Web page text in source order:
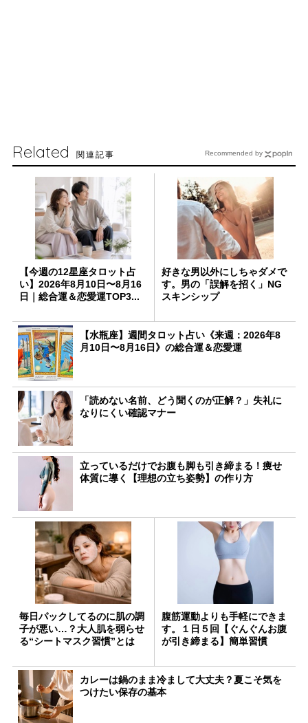
Related 関連記事
【今週の12星座タロット占
い】2026年8月10日〜8月16
日｜総合運＆恋愛運TOP3...
好きな男以外にしちゃダメで
す。男の「誤解を招く」NG
スキンシップ
【水瓶座】週間タロット占い《来週：2026年8
月10日〜8月16日》の総合運＆恋愛運
「読めない名前、どう聞くのが正解？」失礼に
なりにくい確認マナー
立っているだけでお腹も脚も引き締まる！痩せ
体質に導く【理想の立ち姿勢】の作り方
毎日パックしてるのに肌の調
子が悪い…？大人肌を弱らせ
る“シートマスク習慣”とは
腹筋運動よりも手軽にできま
す。１日５回【ぐんぐんお腹
が引き締まる】簡単習慣
カレーは鍋のまま冷まして大丈夫？夏こそ気を
つけたい保存の基本
Recommended by